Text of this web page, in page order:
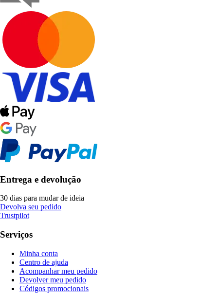
Entrega e devolução
30 dias para mudar de ideia
Devolva seu pedido
Trustpilot
Serviços
Minha conta
Centro de ajuda
Acompanhar meu pedido
Devolver meu pedido
Códigos promocionais